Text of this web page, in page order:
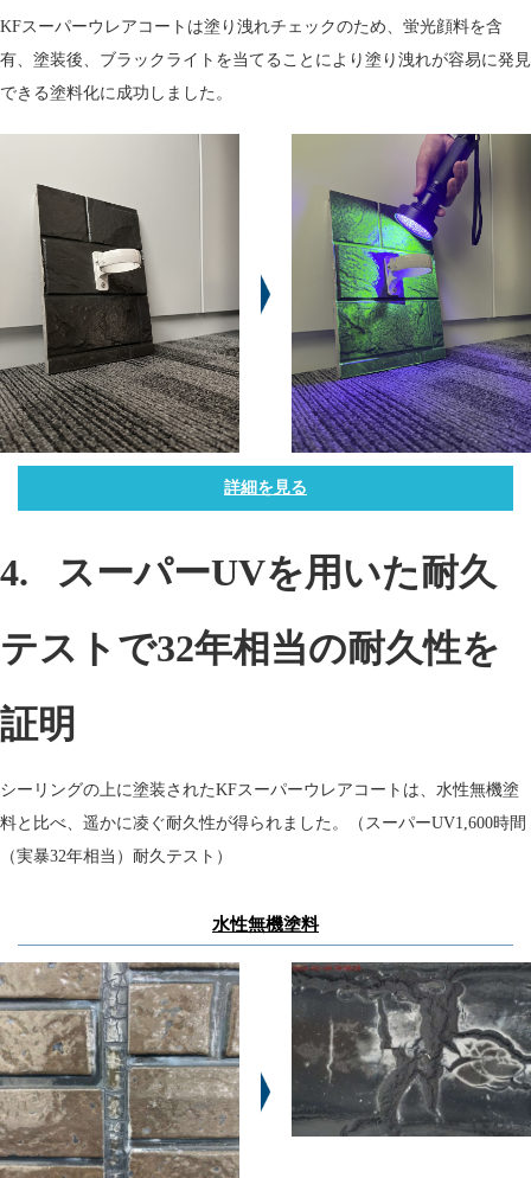
KFスーパーウレアコートは塗り洩れチェックのため、蛍光顔料を含
有、塗装後、ブラックライトを当てることにより塗り洩れが容易に発見
できる塗料化に成功しました。
詳細を見る
4. スーパーUVを用いた耐久
テストで32年相当の耐久性を
証明
シーリングの上に塗装されたKFスーパーウレアコートは、水性無機塗
料と比べ、遥かに凌ぐ耐久性が得られました。（スーパーUV1,600時間
（実暴32年相当）耐久テスト）
水性無機塗料